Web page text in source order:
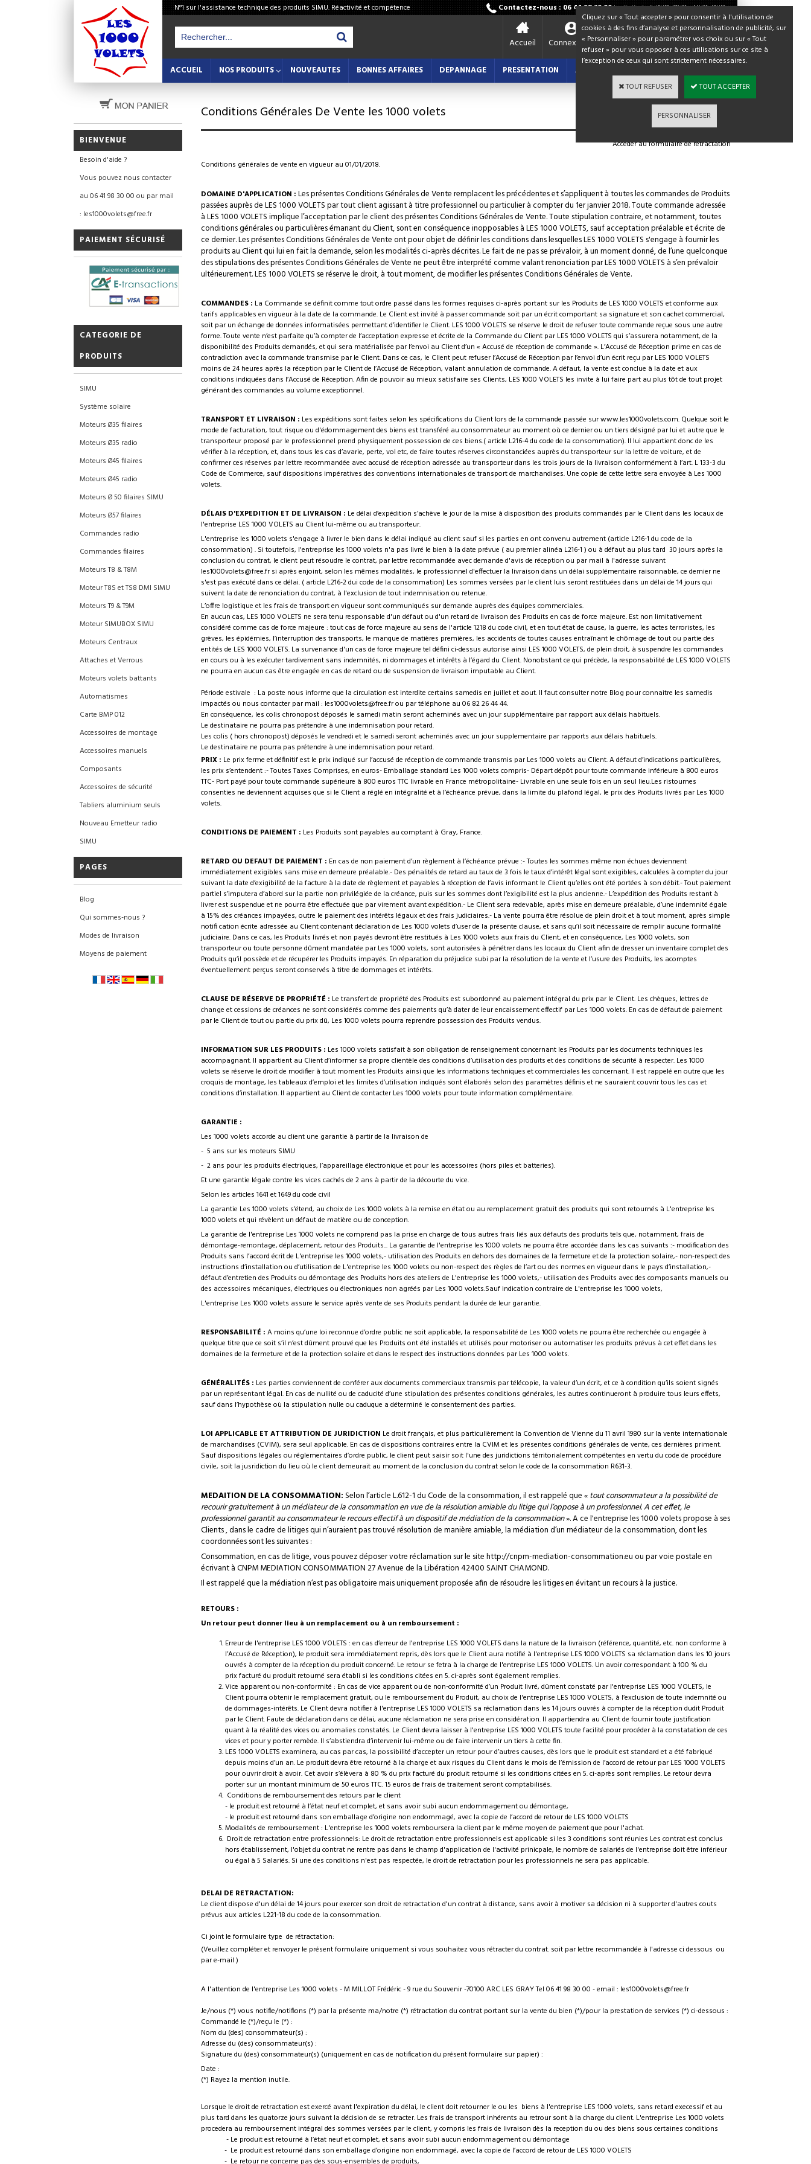
N°1 sur l'assistance technique des produits SIMU. Réactivité et compétence Contactez-nous : 06 41 98 30 00Lundi - Vendredi / 8H30 - 12H00 et 14H00 - 18H00
Accueil Connexion
Votre panier
0,00 €
ACCUEIL
NOS PRODUITS NOUVEAUTES BONNES AFFAIRES DEPANNAGE PRESENTATION ACTUALITES : BLOG
BIENVENUE
Besoin d'aide ?
Vous pouvez nous contacter
au 06 41 98 30 00 ou par mail
: les1000volets@free.fr
PAIEMENT SÉCURISÉ
CATEGORIE DE
PRODUITS
SIMU
Système solaire
Moteurs Ø35 filaires
Moteurs Ø35 radio
Moteurs Ø45 filaires
Moteurs Ø45 radio
Moteurs Ø 50 filaires SIMU
Moteurs Ø57 filaires
Commandes radio
Commandes filaires
Moteurs T8 & T8M
Moteur T8S et TS8 DMI SIMU
Moteurs T9 & T9M
Moteur SIMUBOX SIMU
Moteurs Centraux
Attaches et Verrous
Moteurs volets battants
Automatismes
Carte BMP 012
Accessoires de montage
Accessoires manuels
Composants
Accessoires de sécurité
Tabliers aluminium seuls
Nouveau Emetteur radio
SIMU
PAGES
Blog
Qui sommes-nous ?
Modes de livraison
Moyens de paiement
Conditions Générales De Vente les 1000 volets
Acceder au formulaire de retractation
Conditions générales de vente en vigueur au 01/01/2018.
DOMAINE D'APPLICATION : Les présentes Conditions Générales de Vente remplacent les précédentes et s’appliquent à toutes les commandes de Produits
passées auprès de LES 1000 VOLETS par tout client agissant à titre professionnel ou particulier à compter du 1er janvier 2018. Toute commande adressée
à LES 1000 VOLETS implique l’acceptation par le client des présentes Conditions Générales de Vente. Toute stipulation contraire, et notamment, toutes
conditions générales ou particulières émanant du Client, sont en conséquence inopposables à LES 1000 VOLETS, sauf acceptation préalable et écrite de
ce dernier. Les présentes Conditions Générales de Vente ont pour objet de définir les conditions dans lesquelles LES 1000 VOLETS s'engage à fournir les
produits au Client qui lui en fait la demande, selon les modalités ci-après décrites. Le fait de ne pas se prévaloir, à un moment donné, de l’une quelconque
des stipulations des présentes Conditions Générales de Vente ne peut être interprété comme valant renonciation par LES 1000 VOLETS à s’en prévaloir
ultérieurement. LES 1000 VOLETS se réserve le droit, à tout moment, de modifier les présentes Conditions Générales de Vente.
COMMANDES : La Commande se définit comme tout ordre passé dans les formes requises ci-après portant sur les Produits de LES 1000 VOLETS et conforme aux
tarifs applicables en vigueur à la date de la commande. Le Client est invité à passer commande soit par un écrit comportant sa signature et son cachet commercial,
soit par un échange de données informatisées permettant d’identifier le Client. LES 1000 VOLETS se réserve le droit de refuser toute commande reçue sous une autre
forme. Toute vente n’est parfaite qu’à compter de l’acceptation expresse et écrite de la Commande du Client par LES 1000 VOLETS qui s’assurera notamment, de la
disponibilité des Produits demandés, et qui sera matérialisée par l’envoi au Client d’un « Accusé de réception de commande ». L’Accusé de Réception prime en cas de
contradiction avec la commande transmise par le Client. Dans ce cas, le Client peut refuser l’Accusé de Réception par l’envoi d’un écrit reçu par LES 1000 VOLETS
moins de 24 heures après la réception par le Client de l’Accusé de Réception, valant annulation de commande. A défaut, la vente est conclue à la date et aux
conditions indiquées dans l’Accusé de Réception. Afin de pouvoir au mieux satisfaire ses Clients, LES 1000 VOLETS les invite à lui faire part au plus tôt de tout projet
générant des commandes au volume exceptionnel.
TRANSPORT ET LIVRAISON : Les expéditions sont faites selon les spécifications du Client lors de la commande passée sur www.les1000volets.com. Quelque soit le
mode de facturation, tout risque ou d'édommagement des biens est transféré au consommateur au moment où ce dernier ou un tiers désigné par lui et autre que le
transporteur proposé par le professionnel prend physiquement possession de ces biens.( article L216-4 du code de la consommation). Il lui appartient donc de les
vérifier à la réception, et, dans tous les cas d’avarie, perte, vol etc, de faire toutes réserves circonstanciées auprès du transporteur sur la lettre de voiture, et de
confirmer ces réserves par lettre recommandée avec accusé de réception adressée au transporteur dans les trois jours de la livraison conformément à l’art. L 133-3 du
Code de Commerce, sauf dispositions impératives des conventions internationales de transport de marchandises. Une copie de cette lettre sera envoyée à Les 1000
volets.
DÉLAIS D'EXPEDITION ET DE LIVRAISON : Le délai d’expédition s’achève le jour de la mise à disposition des produits commandés par le Client dans les locaux de
l'entreprise LES 1000 VOLETS au Client lui-même ou au transporteur.
L'entreprise les 1000 volets s'engage à livrer le bien dans le délai indiqué au client sauf si les parties en ont convenu autrement (article L216-1 du code de la
consommation) . Si toutefois, l'entreprise les 1000 volets n'a pas livré le bien à la date prévue ( au premier alinéa L216-1 ) ou à défaut au plus tard 30 jours après la
conclusion du contrat, le client peut résoudre le contrat, par lettre recommandée avec demande d'avis de réception ou par mail à l'adresse suivant
les1000volets@free.fr si après enjoint, selon les mêmes modalités, le professionnel d'effectuer la livraison dans un délai supplémentaire raisonnable, ce dernier ne
s'est pas exécuté dans ce délai. ( article L216-2 dui code de la consommation) Les sommes versées par le client luis seront restituées dans un délai de 14 jours qui
suivent la date de renonciation du contrat, à l'exclusion de tout indemnisation ou retenue.
L’offre logistique et les frais de transport en vigueur sont communiqués sur demande auprès des équipes commerciales.
En aucun cas, LES 1000 VOLETS ne sera tenu responsable d'un défaut ou d'un retard de livraison des Produits en cas de force majeure. Est non limitativement
considéré comme cas de force majeure : tout cas de force majeure au sens de l'article 1218 du code civil, et en tout état de cause, la guerre, les actes terroristes, les
grèves, les épidémies, l’interruption des transports, le manque de matières premières, les accidents de toutes causes entraînant le chômage de tout ou partie des
entités de LES 1000 VOLETS. La survenance d'un cas de force majeure tel défini ci-dessus autorise ainsi LES 1000 VOLETS, de plein droit, à suspendre les commandes
en cours ou à les exécuter tardivement sans indemnités, ni dommages et intérêts à l’égard du Client. Nonobstant ce qui précède, la responsabilité de LES 1000 VOLETS
ne pourra en aucun cas être engagée en cas de retard ou de suspension de livraison imputable au Client.
Période estivale : La poste nous informe que la circulation est interdite certains samedis en juillet et aout. Il faut consulter notre Blog pour connaitre les samedis
impactés ou nous contacter par mail : les1000volets@free.fr ou par téléphone au 06 82 26 44 44.
En conséquence, les colis chronopost déposés le samedi matin seront acheminés avec un jour supplémentaire par rapport aux délais habituels.
Le destinataire ne pourra pas prétendre à une indemnisation pour retard.
Les colis ( hors chronopost) déposés le vendredi et le samedi seront acheminés avec un jour supplementaire par rapports aux délais habituels.
Le destinataire ne pourra pas prétendre à une indemnisation pour retard.
PRIX : Le prix ferme et définitif est le prix indiqué sur l’accusé de réception de commande transmis par Les 1000 volets au Client. A défaut d’indications particulières,
les prix s’entendent :- Toutes Taxes Comprises, en euros- Emballage standard Les 1000 volets compris- Départ dépôt pour toute commande inférieure à 800 euros
TTC- Port payé pour toute commande supérieure à 800 euros TTC livrable en France métropolitaine- Livrable en une seule fois en un seul lieu.Les ristournes
consenties ne deviennent acquises que si le Client a réglé en intégralité et à l’échéance prévue, dans la limite du plafond légal, le prix des Produits livrés par Les 1000
volets.
CONDITIONS DE PAIEMENT : Les Produits sont payables au comptant à Gray, France.
RETARD OU DEFAUT DE PAIEMENT : En cas de non paiement d’un règlement à l’échéance prévue :- Toutes les sommes même non échues deviennent
immédiatement exigibles sans mise en demeure préalable.- Des pénalités de retard au taux de 3 fois le taux d’intérêt légal sont exigibles, calculées à compter du jour
suivant la date d’exigibilité de la facture à la date de règlement et payables à réception de l’avis informant le Client qu’elles ont été portées à son débit.- Tout paiement
partiel s’imputera d’abord sur la partie non privilégiée de la créance, puis sur les sommes dont l’exigibilité est la plus ancienne.- L’expédition des Produits restant à
livrer est suspendue et ne pourra être effectuée que par virement avant expédition.- Le Client sera redevable, après mise en demeure préalable, d’une indemnité égale
à 15% des créances impayées, outre le paiement des intérêts légaux et des frais judiciaires.- La vente pourra être résolue de plein droit et à tout moment, après simple
notifi cation écrite adressée au Client contenant déclaration de Les 1000 volets d’user de la présente clause, et sans qu’il soit nécessaire de remplir aucune formalité
judiciaire. Dans ce cas, les Produits livrés et non payés devront être restitués à Les 1000 volets aux frais du Client, et en conséquence, Les 1000 volets, son
transporteur ou toute personne dûment mandatée par Les 1000 volets, sont autorisées à pénétrer dans les locaux du Client afin de dresser un inventaire complet des
Produits qu’il possède et de récupérer les Produits impayés. En réparation du préjudice subi par la résolution de la vente et l’usure des Produits, les acomptes
éventuellement perçus seront conservés à titre de dommages et intérêts.
CLAUSE DE RÉSERVE DE PROPRIÉTÉ : Le transfert de propriété des Produits est subordonné au paiement intégral du prix par le Client. Les chèques, lettres de
change et cessions de créances ne sont considérés comme des paiements qu’à dater de leur encaissement effectif par Les 1000 volets. En cas de défaut de paiement
par le Client de tout ou partie du prix dû, Les 1000 volets pourra reprendre possession des Produits vendus.
INFORMATION SUR LES PRODUITS : Les 1000 volets satisfait à son obligation de renseignement concernant les Produits par les documents techniques les
accompagnant. Il appartient au Client d’informer sa propre clientèle des conditions d’utilisation des produits et des conditions de sécurité à respecter. Les 1000
volets se réserve le droit de modifier à tout moment les Produits ainsi que les informations techniques et commerciales les concernant. Il est rappelé en outre que les
croquis de montage, les tableaux d’emploi et les limites d’utilisation indiqués sont élaborés selon des paramètres définis et ne sauraient couvrir tous les cas et
conditions d’installation. Il appartient au Client de contacter Les 1000 volets pour toute information complémentaire.
GARANTIE :
Les 1000 volets accorde au client une garantie à partir de la livraison de
- 5 ans sur les moteurs SIMU
- 2 ans pour les produits électriques, l’appareillage électronique et pour les accessoires (hors piles et batteries).
Et une garantie légale contre les vices cachés de 2 ans à partir de la décourte du vice.
Selon les articles 1641 et 1649 du code civil
La garantie Les 1000 volets s’étend, au choix de Les 1000 volets à la remise en état ou au remplacement gratuit des produits qui sont retournés à L'entreprise les
1000 volets et qui révèlent un défaut de matière ou de conception.
La garantie de l'entreprise Les 1000 volets ne comprend pas la prise en charge de tous autres frais liés aux défauts des produits tels que, notamment, frais de
démontage-remontage, déplacement, retour des Produits... La garantie de l'entreprise les 1000 volets ne pourra être accordée dans les cas suivants :- modification des
Produits sans l’accord écrit de L'entreprise les 1000 volets,- utilisation des Produits en dehors des domaines de la fermeture et de la protection solaire,- non-respect des
instructions d’installation ou d’utilisation de L'entreprise les 1000 volets ou non-respect des règles de l’art ou des normes en vigueur dans le pays d’installation,-
défaut d’entretien des Produits ou démontage des Produits hors des ateliers de L'entreprise les 1000 volets,- utilisation des Produits avec des composants manuels ou
des accessoires mécaniques, électriques ou électroniques non agréés par Les 1000 volets.Sauf indication contraire de L'entreprise les 1000 volets,
L'entreprise Les 1000 volets assure le service après vente de ses Produits pendant la durée de leur garantie.
RESPONSABILITÉ : A moins qu’une loi reconnue d’ordre public ne soit applicable, la responsabilité de Les 1000 volets ne pourra être recherchée ou engagée à
quelque titre que ce soit s’il n’est dûment prouvé que les Produits ont été installés et utilisés pour motoriser ou automatiser les produits prévus à cet effet dans les
domaines de la fermeture et de la protection solaire et dans le respect des instructions données par Les 1000 volets.
GÉNÉRALITÉS : Les parties conviennent de conférer aux documents commerciaux transmis par télécopie, la valeur d’un écrit, et ce à condition qu’ils soient signés
par un représentant légal. En cas de nullité ou de caducité d’une stipulation des présentes conditions générales, les autres continueront à produire tous leurs effets,
sauf dans l’hypothèse où la stipulation nulle ou caduque a déterminé le consentement des parties.
LOI APPLICABLE ET ATTRIBUTION DE JURIDICTION Le droit français, et plus particulièrement la Convention de Vienne du 11 avril 1980 sur la vente internationale
de marchandises (CVIM), sera seul applicable. En cas de dispositions contraires entre la CVIM et les présentes conditions générales de vente, ces dernières priment.
Sauf dispositions légales ou réglementaires d’ordre public, le client peut saisir soit l'une des juridictions térritorialement compétentes en vertu du code de procédure
civile, soit la jusridiction du lieu où le client demeurait au moment de la conclusion du contrat selon le code de la consommation R631-3.
MEDAITION DE LA CONSOMMATION: Selon l’article L.612-1 du Code de la consommation, il est rappelé que «tout consommateur a la possibilité de
recourir gratuitement à un médiateur de la consommation en vue de la résolution amiable du litige qui l’oppose à un professionnel. A cet effet, le
professionnel garantit au consommateur le recours effectif à un dispositif de médiation de la consommation». A ce l'entreprise les 1000 volets propose à ses
Clients , dans le cadre de litiges qui n’auraient pas trouvé résolution de manière amiable, la médiation d’un médiateur de la consommation, dont les
coordonnées sont les suivantes :
Consommation, en cas de litige, vous pouvez déposer votre réclamation sur le site http://cnpm-mediation-consommation.eu ou par voie postale en
écrivant à CNPM MEDIATION CONSOMMATION 27 Avenue de la Libération 42400 SAINT CHAMOND.
Il est rappelé que la médiation n’est pas obligatoire mais uniquement proposée afin de résoudre les litiges en évitant un recours à la justice.
RETOURS :
Un retour peut donner lieu à un remplacement ou à un remboursement :
Erreur de l'entreprise LES 1000 VOLETS : en cas d’erreur de l'entreprise LES 1000 VOLETS dans la nature de la livraison (référence, quantité, etc. non conforme à
l’Accusé de Réception), le produit sera immédiatement repris, dès lors que le Client aura notifié à l'entreprise LES 1000 VOLETS sa réclamation dans les 10 jours
ouvrés à compter de la réception du produit concerné. Le retour se fetra à la charge de l'entreprise LES 1000 VOLETS. Un avoir correspondant à 100 % du
prix facturé du produit retourné sera établi si les conditions citées en 5. ci-après sont également remplies.
Vice apparent ou non-conformité : En cas de vice apparent ou de non-conformité d’un Produit livré, dûment constaté par l'entreprise LES 1000 VOLETS, le
Client pourra obtenir le remplacement gratuit, ou le remboursement du Produit, au choix de l'entreprise LES 1000 VOLETS, à l’exclusion de toute indemnité ou
de dommages-intérêts. Le Client devra notifier à l'entreprise LES 1000 VOLETS sa réclamation dans les 14 jours ouvrés à compter de la réception dudit Produit
par le Client. Faute de déclaration dans ce délai, aucune réclamation ne sera prise en considération. Il appartiendra au Client de fournir toute justification
quant à la réalité des vices ou anomalies constatés. Le Client devra laisser à l'entreprise LES 1000 VOLETS toute facilité pour procéder à la constatation de ces
vices et pour y porter remède. Il s’abstiendra d’intervenir lui-même ou de faire intervenir un tiers à cette fin.
LES 1000 VOLETS examinera, au cas par cas, la possibilité d’accepter un retour pour d’autres causes, dès lors que le produit est standard et a été fabriqué
depuis moins d’un an. Le produit devra être retourné à la charge et aux risques du Client dans le mois de l’émission de l’accord de retour par LES 1000 VOLETS
pour ouvrir droit à avoir. Cet avoir s’élèvera à 80 % du prix facturé du produit retourné si les conditions citées en 5. ci-après sont remplies. Le retour devra
porter sur un montant minimum de 50 euros TTC. 15 euros de frais de traitement seront comptabilisés.
Conditions de remboursement des retours par le client
- le produit est retourné à l’état neuf et complet, et sans avoir subi aucun endommagement ou démontage,
- le produit est retourné dans son emballage d’origine non endommagé, avec la copie de l’accord de retour de LES 1000 VOLETS
Modalités de remboursement : L'entreprise les 1000 volets remboursera la client par le même moyen de paiement que pour l'achat.
Droit de retractation entre professionnels: Le droit de retractation entre professionnels est applicable si les 3 conditions sont réunies Les contrat est conclus
hors établissement, l'objet du contrat ne rentre pas dans le champ d'application de l'activité prinicpale, le nombre de salariés de l'entreprise doit être inférieur
ou égal à 5 Salariés. Si une des conditions n'est pas respectée, le droit de retractation pour les professionnels ne sera pas applicable.
DELAI DE RETRACTATION:
Le client dispose d'un délai de 14 jours pour exercer son droit de retractation d'un contrat à distance, sans avoir à motiver sa décision ni à supporter d'autres couts
prévus aux articles L221-18 du code de la consommation.
Ci joint le formulaire type de rétractation:
(Veuillez compléter et renvoyer le présent formulaire uniquement si vous souhaitez vous rétracter du contrat. soit par lettre recommandée à l'adresse ci dessous ou
par e-mail )
A l'attention de l'entreprise Les 1000 volets - M MILLOT Frédéric - 9 rue du Souvenir -70100 ARC LES GRAY Tel 06 41 98 30 00 - email : les1000volets@free.fr
Je/nous (*) vous notifie/notifions (*) par la présente ma/notre (*) rétractation du contrat portant sur la vente du bien (*)/pour la prestation de services (*) ci-dessous :
Commandé le (*)/reçu le (*) :
Nom du (des) consommateur(s) :
Adresse du (des) consommateur(s) :
Signature du (des) consommateur(s) (uniquement en cas de notification du présent formulaire sur papier) :
Date :
(*) Rayez la mention inutile.
Lorsque le droit de retractation est exercé avant l'expiration du délai, le client doit retourner le ou les biens à l'entreprise LES 1000 volets, sans retard execessif et au
plus tard dans les quatorze jours suivant la décision de se retracter. Les frais de transport inhérents au retrour sont à la charge du client. L'entreprise Les 1000 volets
procedera au remboursement intégral des sommes versées par le client, y compris les frais de livraison dès la reception du ou des biens sous certaines conditions
- Le produit est retourné à l’état neuf et complet, et sans avoir subi aucun endommagement ou démontage
- Le produit est retourné dans son emballage d’origine non endommagé, avec la copie de l’accord de retour de LES 1000 VOLETS
- Le retour ne concerne pas des sous-ensembles de produits,
Cliquez sur « Tout accepter » pour consentir à l'utilisation de
cookies à des fins d’analyse et personnalisation de publicité, sur
« Personnaliser » pour paramétrer vos choix ou sur « Tout
refuser » pour vous opposer à ces utilisations sur ce site à
l’exception de ceux qui sont strictement nécessaires.
TOUT REFUSER TOUT ACCEPTER
PERSONNALISER